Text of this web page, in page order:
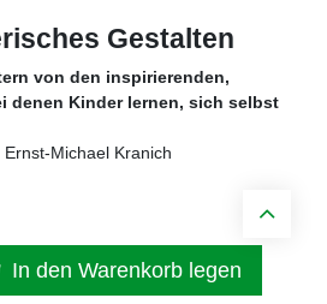
Gestalten
von den inspirierenden,
denen Kinder lernen, sich selbst
Michael Kranich
In den Warenkorb legen